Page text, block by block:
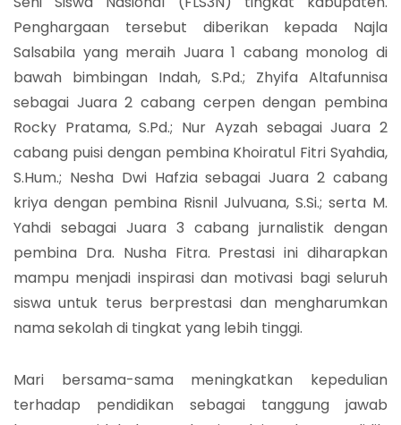
Penghargaan tersebut diberikan kepada Najla
Salsabila yang meraih Juara 1 cabang monolog di
bawah bimbingan Indah, S.Pd.; Zhyifa Altafunnisa
sebagai Juara 2 cabang cerpen dengan pembina
Rocky Pratama, S.Pd.; Nur Ayzah sebagai Juara 2
cabang puisi dengan pembina Khoiratul Fitri Syahdia,
S.Hum.; Nesha Dwi Hafzia sebagai Juara 2 cabang
kriya dengan pembina Risnil Julvuana, S.Si.; serta M.
Yahdi sebagai Juara 3 cabang jurnalistik dengan
pembina Dra. Nusha Fitra. Prestasi ini diharapkan
mampu menjadi inspirasi dan motivasi bagi seluruh
siswa untuk terus berprestasi dan mengharumkan
nama sekolah di tingkat yang lebih tinggi.
Mari bersama-sama meningkatkan kepedulian
terhadap pendidikan sebagai tanggung jawab